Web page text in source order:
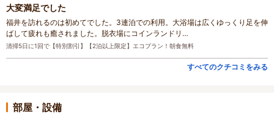
大変満足でした
福井を訪れるのは初めてでした。3連泊での利用。大浴場は広くゆっくり足を伸
ばして疲れも癒されました。脱衣場にコインランドリ…
清掃5日に1回で【特別割引】【2泊以上限定】エコプラン！朝食無料
すべてのクチコミをみる
部屋・設備